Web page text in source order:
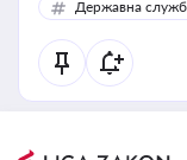
Державна